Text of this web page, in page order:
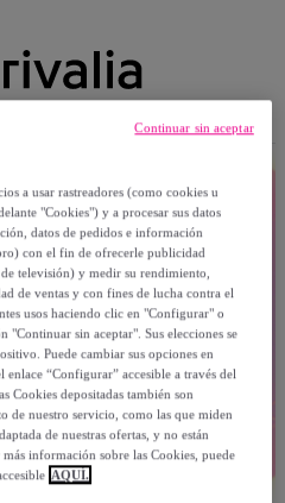
a usar rastreadores (como cookies u
"Cookies") y a procesar sus datos
datos de pedidos e información
con el fin de ofrecerle publicidad
televisión) y medir su rendimiento,
de ventas y con fines de lucha contra el
usos haciendo clic en "Configurar" o
"Continuar sin aceptar". Sus elecciones se
Puede cambiar sus opciones en
“Configurar” accesible a través del
Cookies depositadas también son
de nuestro servicio, como las que miden
de nuestras ofertas, y no están
información sobre las Cookies, puede
AQUÍ.
Continuar sin aceptar